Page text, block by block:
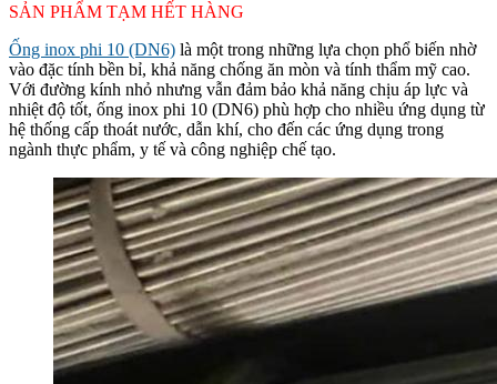
SẢN PHẨM TẠM HẾT HÀNG
Ống inox phi 10 (DN6) là một trong những lựa chọn phổ biến nhờ
vào đặc tính bền bỉ, khả năng chống ăn mòn và tính thẩm mỹ cao.
Với đường kính nhỏ nhưng vẫn đảm bảo khả năng chịu áp lực và
nhiệt độ tốt, ống inox phi 10 (DN6) phù hợp cho nhiều ứng dụng từ
hệ thống cấp thoát nước, dẫn khí, cho đến các ứng dụng trong
ngành thực phẩm, y tế và công nghiệp chế tạo.